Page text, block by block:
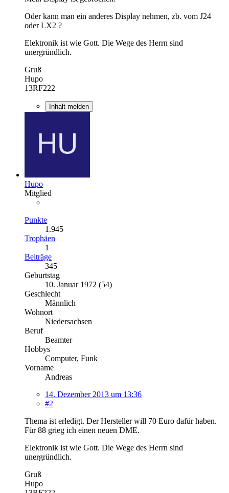
Oder kann man ein anderes Display nehmen, zb. vom J24
oder LX2 ?
Elektronik ist wie Gott. Die Wege des Herrn sind
unergründlich.
Gruß
Hupo
13RF222
Inhalt melden
Hupo
Mitglied
Punkte
1.945
Trophäen
1
Beiträge
345
Geburtstag
10. Januar 1972 (54)
Geschlecht
Männlich
Wohnort
Niedersachsen
Beruf
Beamter
Hobbys
Computer, Funk
Vorname
Andreas
14. Dezember 2013 um 13:36
#2
Thema ist erledigt. Der Hersteller will 70 Euro dafür haben.
Für 88 grieg ich einen neuen DME.
Elektronik ist wie Gott. Die Wege des Herrn sind
unergründlich.
Gruß
Hupo